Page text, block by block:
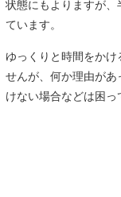
状態にもよりますが
ています。
ゆっくりと時間をか
せんが、何か理由が
けない場合などは困っ